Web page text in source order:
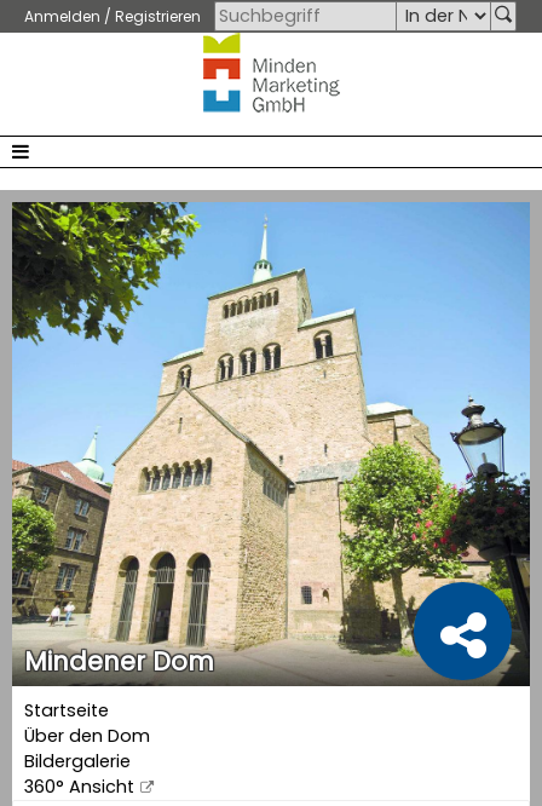
Anmelden / Registrieren
Mindener Dom
Startseite
Über den Dom
Bildergalerie
360° Ansicht